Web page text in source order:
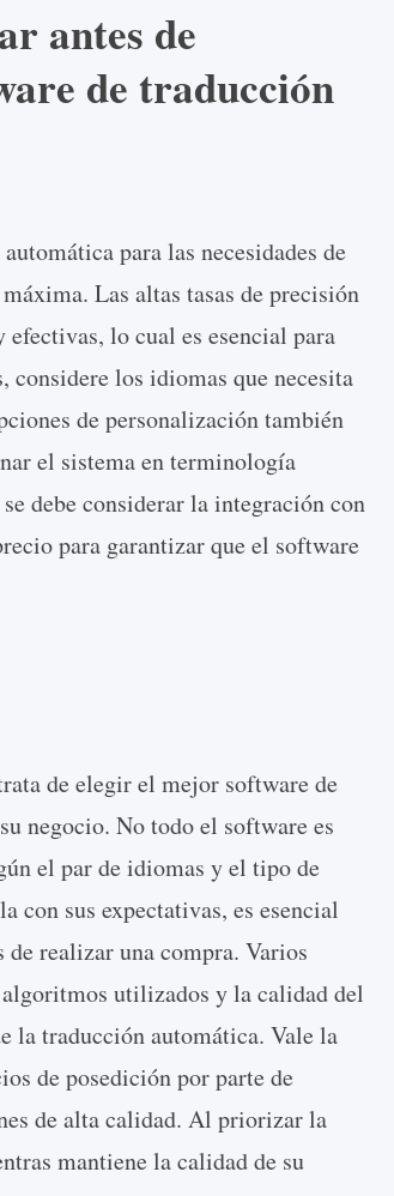
antes de
de traducción
para las necesidades de
Las altas tasas de precisión
efectivas, lo cual es esencial para
considere los idiomas que necesita
de personalización también
el sistema en terminología
debe considerar la integración con
para garantizar que el software
de elegir el mejor software de
negocio. No todo el software es
el par de idiomas y el tipo de
con sus expectativas, es esencial
realizar una compra. Varios
utilizados y la calidad del
la traducción automática. Vale la
de posedición por parte de
de alta calidad. Al priorizar la
mantiene la calidad de su